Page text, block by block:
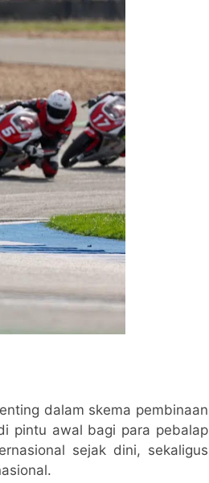
dalam skema pembinaan
pintu awal bagi para pebalap
sejak dini, sekaligus